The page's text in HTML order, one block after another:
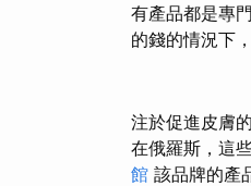
有產品都是專
的錢的情況下
注於促進皮膚
在俄羅斯，這
館 該品牌的產